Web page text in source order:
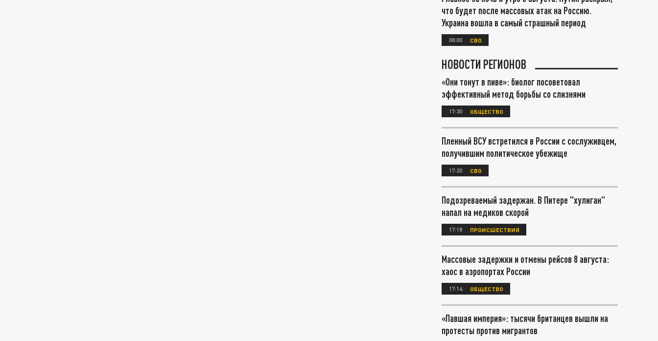
что будет после массовых атак на Россию.
Украина вошла в самый страшный период
08:00 СВО
НОВОСТИ РЕГИОНОВ
«Они тонут в пиве»: биолог посоветовал
эффективный метод борьбы со слизнями
17:30 ОБЩЕСТВО
Пленный ВСУ встретился в России с сослуживцем,
получившим политическое убежище
17:20 СВО
Подозреваемый задержан. В Питере "хулиган"
напал на медиков скорой
17:18 ПРОИСШЕСТВИЯ
Массовые задержки и отмены рейсов 8 августа:
хаос в аэропортах России
17:14 ОБЩЕСТВО
«Павшая империя»: тысячи британцев вышли на
протесты против мигрантов